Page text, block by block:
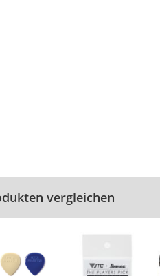
vergleichen